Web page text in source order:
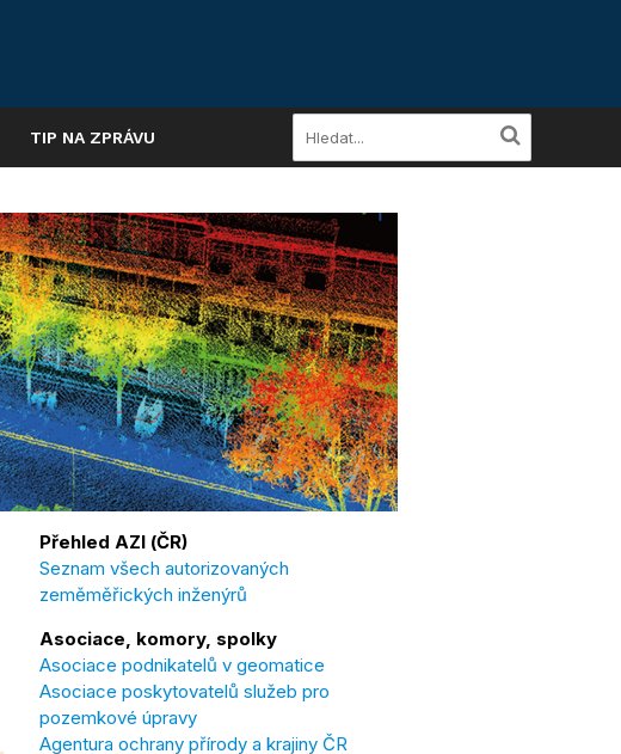
TIP NA ZPRÁVU
Přehled AZI (ČR)
Seznam všech autorizovaných
zeměměřických inženýrů
Asociace, komory, spolky
Asociace podnikatelů v geomatice
Asociace poskytovatelů služeb pro
pozemkové úpravy
Agentura ochrany přírody a krajiny ČR